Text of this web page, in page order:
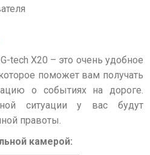
tech X20 – это очень удобное
поможет вам получать
о событиях на дороге.
ситуации у вас будут
правоты.
камерой: